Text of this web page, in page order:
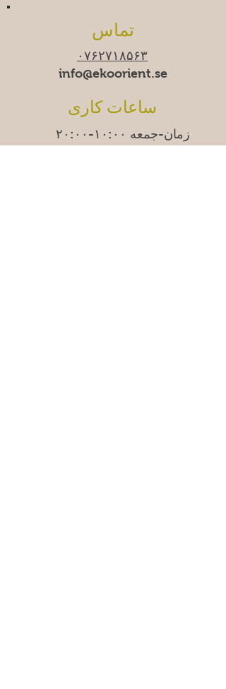
تماس
۰۷۶۲۷۱۸۵۶۳
info@ekoorient.se​​
ساعات کاری
زمان-جمعه ۱۰:۰۰-۲۰:۰۰